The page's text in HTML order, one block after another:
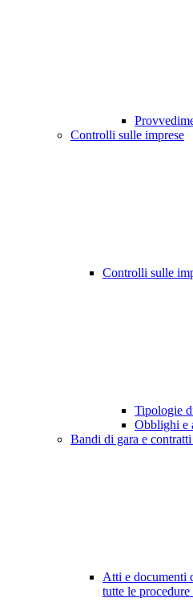
Controlli sulle imprese
Controlli sulle
Tipologie
Obblighi e
Bandi di gara e contratti
Atti e documenti
tutte le procedure